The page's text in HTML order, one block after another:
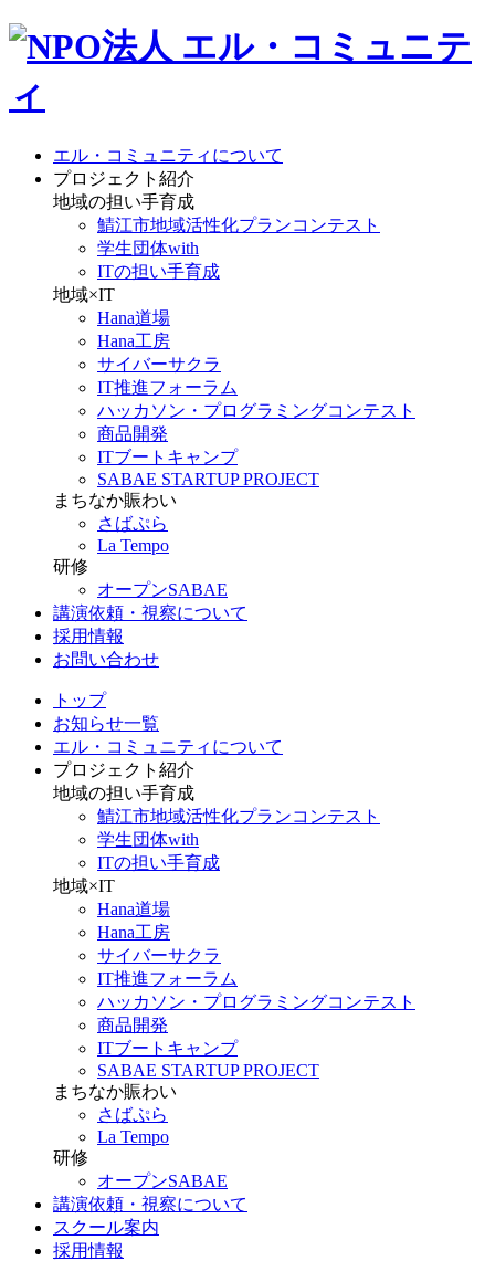
エル・コミュニティについて
プロジェクト紹介
地域の担い手育成
鯖江市地域活性化プランコンテスト
学生団体with
ITの担い手育成
地域×IT
Hana道場
Hana工房
サイバーサクラ
IT推進フォーラム
ハッカソン・プログラミングコンテスト
商品開発
ITブートキャンプ
SABAE STARTUP PROJECT
まちなか賑わい
さばぷら
La Tempo
研修
オープンSABAE
講演依頼・視察について
採用情報
お問い合わせ
トップ
お知らせ一覧
エル・コミュニティについて
プロジェクト紹介
地域の担い手育成
鯖江市地域活性化プランコンテスト
学生団体with
ITの担い手育成
地域×IT
Hana道場
Hana工房
サイバーサクラ
IT推進フォーラム
ハッカソン・プログラミングコンテスト
商品開発
ITブートキャンプ
SABAE STARTUP PROJECT
まちなか賑わい
さばぷら
La Tempo
研修
オープンSABAE
講演依頼・視察について
スクール案内
採用情報